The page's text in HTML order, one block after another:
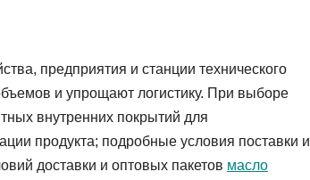
предприятия и станции технического
и упрощают логистику. При выборе
внутренних покрытий для
продукта; подробные условия поставки и
доставки и оптовых пакетов масло